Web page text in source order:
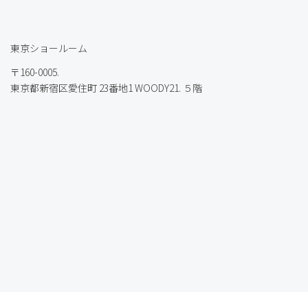
東京ショールーム
〒160-0005.
東京都新宿区愛住町 23番地1 WOODY21. ５階